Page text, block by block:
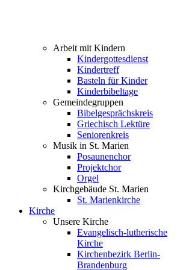
Arbeit mit Kindern
Kindergottesdienst
Kindertreff
Basteln für Kinder
Kinderbibeltage
Gemeindegruppen
Bibelgesprächskreis
Griechisch Lektüre
Seniorenkreis
Musik in St. Marien
Posaunenchor
Projektchor
Orgel
Kirchgebäude St. Marien
St. Marienkirche
Kirche
Unsere Kirche
Evangelisch-lutherische
Kirche
Kirchenbezirk Berlin-
Brandenburg